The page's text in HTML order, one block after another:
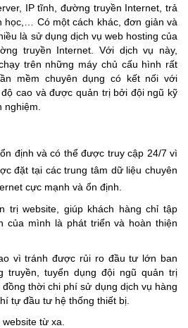
IP tĩnh, đường truyền Internet, trả
học,… Có một cách khác, đơn giản và
là sử dụng dịch vụ web hosting của
truyền Internet. Với dịch vụ này,
trên những máy chủ cấu hình rất
mềm chuyên dụng có kết nối với
cao và được quản trị bởi đội ngũ kỹ
định và có thể được truy cập 24/7 vì
đặt tại các trung tâm dữ liệu chuyên
cực mạnh và ổn định.
trị website, giúp khách hàng chỉ tập
của mình là phát triển và hoàn thiện
vì tránh được rủi ro đầu tư lớn ban
truyền, tuyển dụng đội ngũ quản trị
thời chi phí sử dụng dịch vụ hàng
tự đầu tư hệ thống thiết bị.
từ xa.